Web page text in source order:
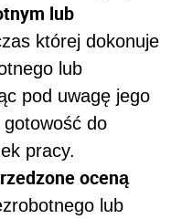
lub
której dokonuje
lub
pod uwagę jego
do
pracy.
oceną
lub